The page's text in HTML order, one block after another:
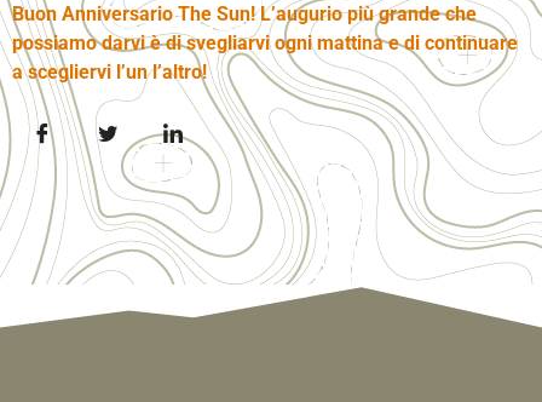
Buon Anniversario The Sun! L’augurio più grande che
possiamo darvi è di svegliarvi ogni mattina e di continuare
a scegliervi l’un l’altro!